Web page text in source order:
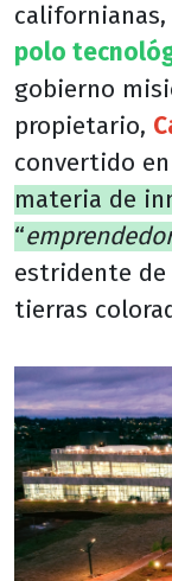
polo
gobierno
propietario,
convertido en
materia de
“
estridente de
tierras